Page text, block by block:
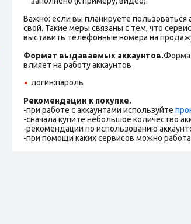
Важно: если вы планируете пользоваться
свой. Такие меры связаны с тем, что
выставить телефонные номера на
Формат выдаваемых аккаунтов.
влияет на работу аккаунтов
логин:пароль
Рекомендации к покупке.
-при работе с аккаунтами используйте
-сначала купите небольшое количество
-рекомендации по использованию
-при помощи каких сервисов можно